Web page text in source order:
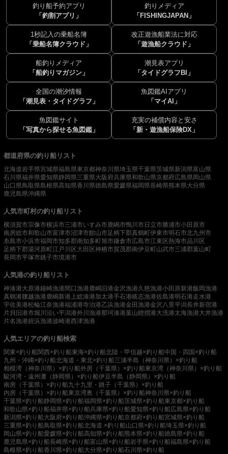
釣り船予約アプリ
「釣割アプリ」
釣りメディア
「FISHINGJAPAN」
1秒記入の乗船名簿
「乗船名簿クラウド」
改正遊漁船業法に対応
「遊漁船クラウド」
船釣りメディア
「船釣りマガジン」
潮見表アプリ
「タイドグラフBI」
全国の潮汐情報
「潮見表・タイドグラフ」
魚図鑑AIアプリ
「マイAI」
魚図鑑サイト
「写真から探せる魚図鑑」
充実の補償内容と安さ
「新・遊漁船保険DX」
都道府県の釣り船リスト
北海道岩手県宮城県福島県東京都神奈川県埼玉県千葉県茨城県新潟県富山県
石川県福井県愛知県静岡県三重県大阪府兵庫県和歌山県京都府広島県岡山県
山口県鳥取県島根県高知県香川県徳島県愛媛県福岡県長崎県熊本県大分県
鹿児島県沖縄県
人気市町村の釣り船リスト
横須賀市宗像市横浜市三浦市いすみ市鹿嶋市鴨川市 日立市勝浦市小田原市
南房総市和歌山市富津市沼津市館山市足柄下郡真鶴町伊東市明石市北九州市
糸島市小浜市福岡市知多郡南知多町旭市鎌倉市広島市江東区熱海市品川区
足柄下郡湯河原町江戸川区 大田区神栖市賀茂郡南伊豆町山武市三浦郡葉山町
長岡市平塚市銚子市境港市
人気港の釣り船リスト
神湊港大原港鐘崎漁港 間口漁港鹿嶋旧港金沢漁港久慈漁港小田原新港飯岡漁港
真鶴港 腰越漁港鹿嶋新港 上総湊港加太港手石港岐志漁港佐島港明石港走水港
宇佐美港松輪江奈漁港福浦港寺泊港乙浜漁港金田漁港金沢八景平潟長井新宿港
片貝旧港市堀川沿い平潟港外川漁港那珂湊港葉山鐙摺港大洗港太海漁港大井漁港
片名漁港姪浜漁港波崎港西津漁港
人気エリアの釣り船検索
関東×釣り船関西×釣り船東海×釣り船北陸・甲信越×釣り船中国・四国×釣り船
九州・沖縄×釣り船北海道・東北×釣り船三浦半島（神奈川県）×釣り船
相模湾（神奈川県）×釣り船外房（千葉県）×釣り船東京湾（神奈川県）×釣り船
駿河湾・遠州灘（静岡県）×釣り船伊豆半島（静岡県）×釣り船
南房（千葉県）×釣り船九十九里・銚子（千葉県）×釣り船
内房（千葉県）×釣り船東京湾奥（千葉県）×釣り船神奈川県×釣り船
千葉県×釣り船静岡県×釣り船福岡県×釣り船茨城県×釣り船東京都×釣り船
和歌山県×釣り船福井県×釣り船兵庫県×釣り船愛知県×釣り船広島県×釣り船
新潟県×釣り船大阪府×釣り船沖縄県×釣り船京都府×釣り船宮城県×釣り船
三重県×釣り船鳥取県×釣り船北海道 ×釣り船山口県×釣り船埼玉県×釣り船
岡山県×釣り船愛媛県×釣り船高知県×釣り船熊本県×釣り船徳島県×釣り船
鹿児島県×釣り船長崎県×釣り船富山県×釣り船岩手県×釣り船福島県×釣り船
島根県×釣り船香川県×釣り船大分県×釣り船石川県×釣り船